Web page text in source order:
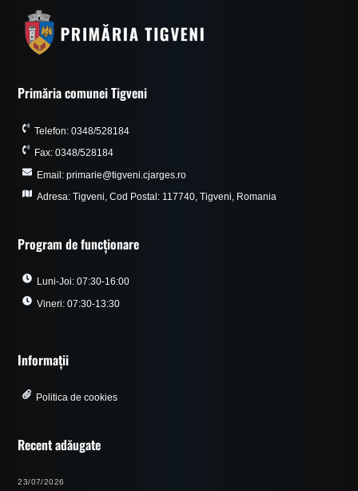
Primăria comunei Tigveni
Telefon: 0348/528184
Fax: 0348/528184
Email: primarie@tigveni.cjarges.ro
Adresa: Tigveni, Cod Postal: 117740, Tigveni, Romania
Program de funcționare
Luni-Joi: 07:30-16:00
Vineri: 07:30-13:30
Informații
Politica de cookies
Recent adăugate
23/07/2026